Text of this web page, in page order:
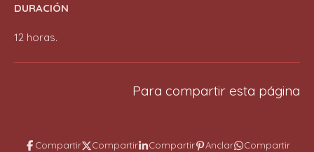
DURACIÓN
12 horas.
Para compartir esta página
Compartir Compartir Compartir Anclar Compartir